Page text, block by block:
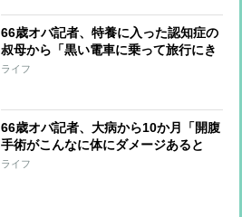
66歳オバ記者、特養に入った認知症の
叔母から「黒い電車に乗って旅行にき
た」と電話 「長年関わってきた歴史
ライフ
66歳オバ記者、大病から10か月「開腹
手術がこんなに体にダメージあると
は…」体調はどう変化したのか
ライフ